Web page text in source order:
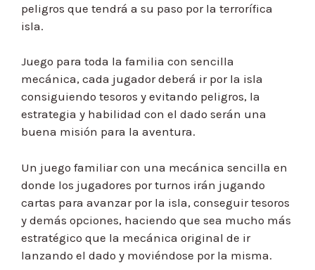
peligros que tendrá a su paso por la terrorífica
isla.
Juego para toda la familia con sencilla
mecánica, cada jugador deberá ir por la isla
consiguiendo tesoros y evitando peligros, la
estrategia y habilidad con el dado serán una
buena misión para la aventura.
Un juego familiar con una mecánica sencilla en
donde los jugadores por turnos irán jugando
cartas para avanzar por la isla, conseguir tesoros
y demás opciones, haciendo que sea mucho más
estratégico que la mecánica original de ir
lanzando el dado y moviéndose por la misma.